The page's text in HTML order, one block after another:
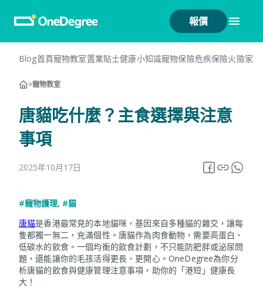
報價
Blog首頁寵物教室置業貼士健康小知識寵物保險危疾保險火險家
>寵物教室
唐貓吃什麼？主食選擇與注意
事項
2025年10月17日
#寵物護理, #貓
唐貓是香港最常見的本地貓咪，基因來自多種貓的雜交，讓每
隻都獨一無二，充滿個性。唐貓作為肉食動物，需要高蛋白、
低碳水的飲食。一個均衡的飲食計劃，不只能防肥胖或泌尿問
題，還能讓你的毛孩活得更長、更開心。OneDegree為你分
析唐貓的飲食與健康管理注意事項，助你的「港短」健康長
大！